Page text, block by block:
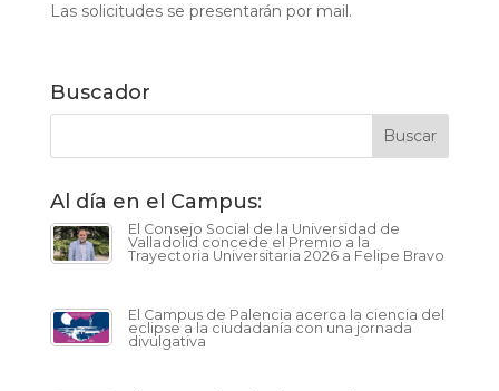
Las solicitudes se presentarán por mail.
Buscador
Al día en el Campus:
El Consejo Social de la Universidad de
Valladolid concede el Premio a la
Trayectoria Universitaria 2026 a Felipe Bravo
El Campus de Palencia acerca la ciencia del
eclipse a la ciudadanía con una jornada
divulgativa